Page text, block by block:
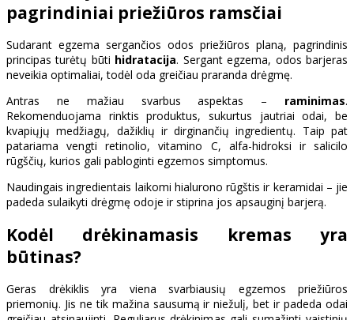
pagrindiniai priežiūros ramsčiai
Sudarant egzema sergančios odos priežiūros planą, pagrindinis
principas turėtų būti hidratacija. Sergant egzema, odos barjeras
neveikia optimaliai, todėl oda greičiau praranda drėgmę.
Antras ne mažiau svarbus aspektas – raminimas.
Rekomenduojama rinktis produktus, sukurtus jautriai odai, be
kvapiųjų medžiagų, dažiklių ir dirginančių ingredientų. Taip pat
patariama vengti retinolio, vitamino C, alfa-hidroksi ir salicilo
rūgščių, kurios gali pabloginti egzemos simptomus.
Naudingais ingredientais laikomi hialurono rūgštis ir keramidai – jie
padeda sulaikyti drėgmę odoje ir stiprina jos apsauginį barjerą.
Kodėl drėkinamasis kremas yra
būtinas?
Geras drėkiklis yra viena svarbiausių egzemos priežiūros
priemonių. Jis ne tik mažina sausumą ir niežulį, bet ir padeda odai